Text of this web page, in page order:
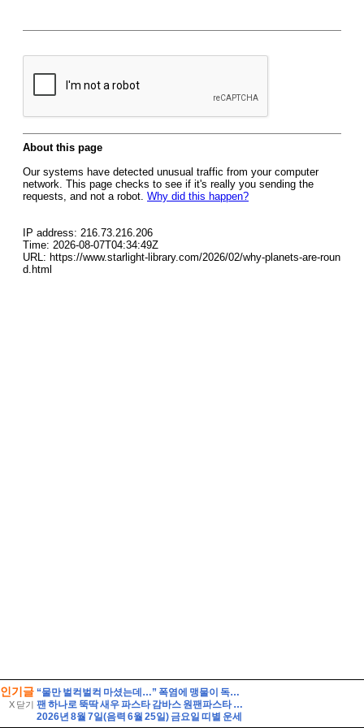
인기글
X 닫기
“물만 벌컥벌컥 마셨는데…” 폭염에 맹물이 독이 되는 이유
팬 하나로 뚝딱 새우 파스타 감바스 원팬파스타 만들기
2026년 8월 7일(음력 6월 25일) 금요일 띠별 운세